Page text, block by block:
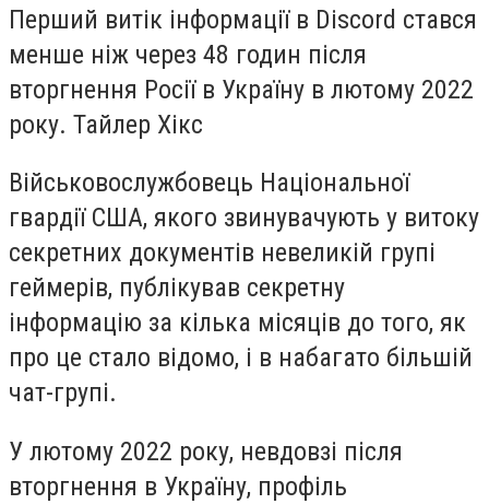
Перший витік інформації в Discord стався
менше ніж через 48 годин після
вторгнення Росії в Україну в лютому 2022
року. Тайлер Хікс
Військовослужбовець Національної
гвардії США, якого звинувачують у витоку
секретних документів невеликій групі
геймерів, публікував секретну
інформацію за кілька місяців до того, як
про це стало відомо, і в набагато більшій
чат-групі.
У лютому 2022 року, невдовзі після
вторгнення в Україну, профіль